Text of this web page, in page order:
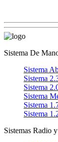
Sistema De
Sistema
Sistema
Sistema
Sistema
Sistema
Sistema
Sistemas Radio